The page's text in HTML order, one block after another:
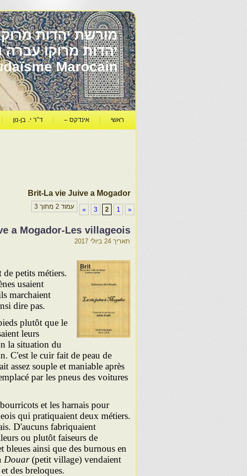
מורשת יהדות
Marocain
ראשי אינדקס – ד"ר י. בן-נון
Brit-La vie Juive a Mogador
עמוד 2 מתוך 3 «
1
2
3
»
a Mogador-Les villageois
תאריך 24 ביולי 2017
petits métiers.
usaient
marchaient
dire pas.
plutôt que le
leurs
la situation du
C'est le cuir fait de peau de
assez souple et maniable après
par les pneus des voitures
et les harnais pour
qui pratiquaient deux métiers.
D'aucuns fabriquaient
ou plutôt faiseurs de
bleues ainsi que des burnous en
Douar(petit village) vendaient
des breloques.